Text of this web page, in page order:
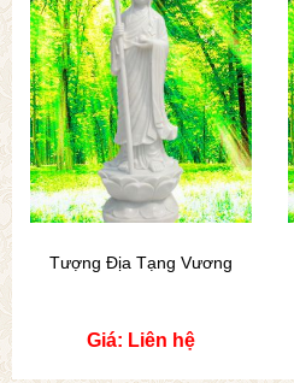
Tượng Địa Tạng Vương
Giá: Liên hệ